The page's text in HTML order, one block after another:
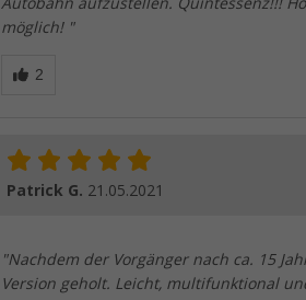
Autobahn aufzustellen. Quintessenz!!!
möglich! "
Patrick G. 21.05.2021
"Nachdem der Vorgänger nach ca. 15
Version geholt. Leicht, multifunktional